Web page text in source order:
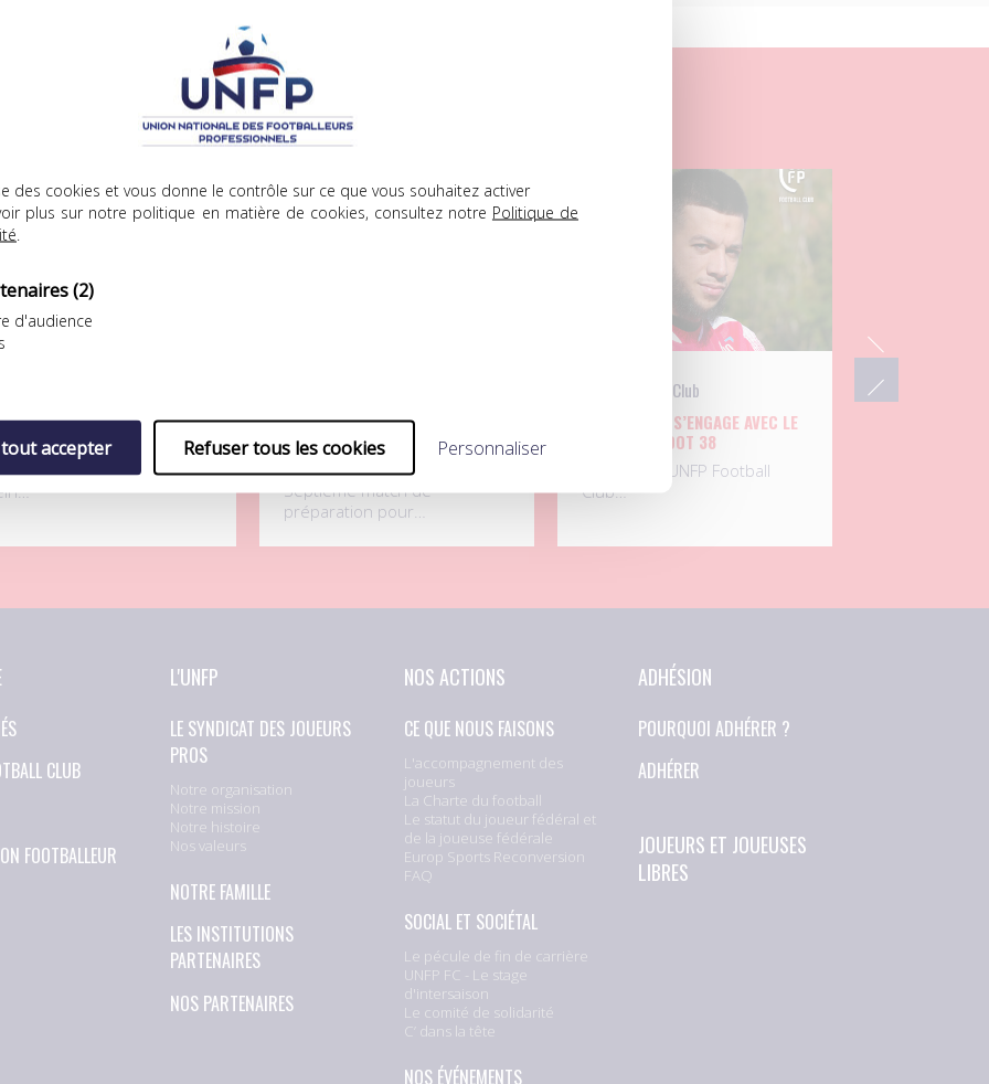
des cookies et vous donne le contrôle sur ce que vous souhaitez activer
plus sur notre politique en matière de cookies, consultez notre Politique de
(2)
d'audience
accepter Refuser tous les cookies Personnaliser
RÉNOT REJOINT LA
DE CHÂTEAUROUX
s’être préparé au
04.08.2026
L’UNFP FOOTBALL CLUB
AFFRONTE LE FC LORIENT CE
MARDI
Septième match de
préparation pour…
UNFP Football Club
THÉO BORNE S’ENGAGE AVEC LE
GRENOBLE FOOT 38
Passé par l’UNFP Football
Club…
CLUB
FOOTBALLEUR
L'UNFP
LE SYNDICAT DES JOUEURS
PROS
Notre organisation
Notre mission
Notre histoire
Nos valeurs
NOTRE FAMILLE
LES INSTITUTIONS
PARTENAIRES
NOS PARTENAIRES
NOS ACTIONS
CE QUE NOUS FAISONS
L'accompagnement des
joueurs
La Charte du football
Le statut du joueur fédéral et
de la joueuse fédérale
Europ Sports Reconversion
FAQ
SOCIAL ET SOCIÉTAL
Le pécule de fin de carrière
UNFP FC - Le stage
d'intersaison
Le comité de solidarité
C’ dans la tête
NOS ÉVÉNEMENTS
ADHÉSION
POURQUOI ADHÉRER ?
ADHÉRER
JOUEURS ET JOUEUSES
LIBRES